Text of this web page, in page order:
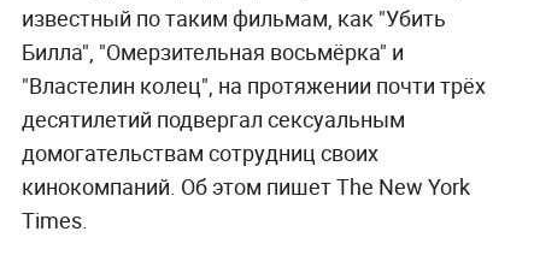
известный по таким фильмам, как "Убить
Билла", "Омерзительная восьмёрка" и
"Властелин колец", на протяжении почти трёх
десятилетий подвергал сексуальным
домогательствам сотрудниц своих
кинокомпаний. Об этом пишет The New York
Times.